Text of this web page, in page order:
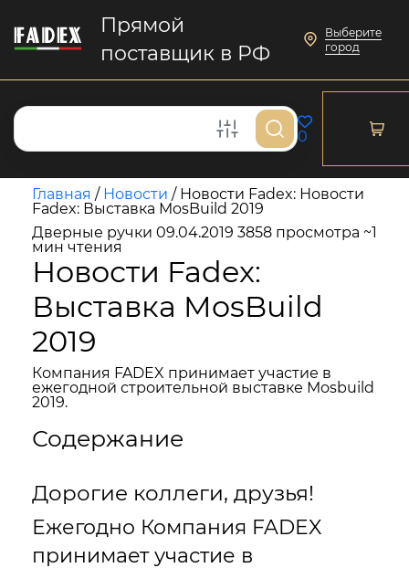
Прямой
поставщик в РФ
Выберите
город
0
Главная / Новости / Новости Fadex: Новости
Fadex: Выставка MosBuild 2019
Дверные ручки 09.04.2019 3858 просмотра ~1
мин чтения
Новости Fadex:
Выставка MosBuild
2019
Компания FADEX принимает участие в
ежегодной строительной выставке Mosbuild
2019.
Содержание
Дорогие коллеги, друзья!
Ежегодно Компания FADEX
принимает участие в